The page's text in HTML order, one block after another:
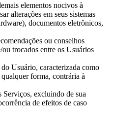
elementos nocivos à
alterações em seus sistemas
documentos eletrônicos,
ou conselhos
trocados entre os Usuários
Usuário, caracterizada como
forma, contrária à
excluindo de sua
de efeitos de caso